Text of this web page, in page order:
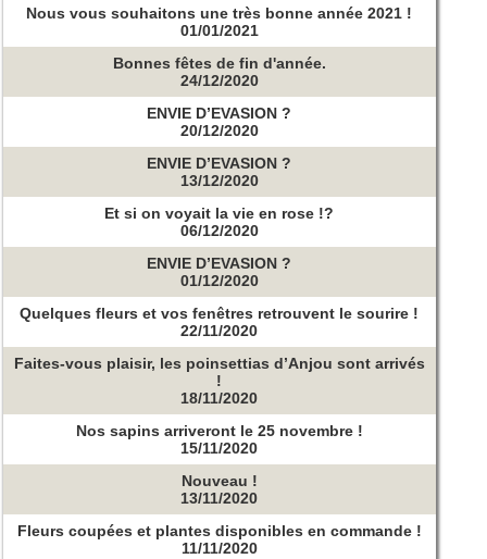
Nous vous souhaitons une très bonne année 2021 !
01/01/2021
Bonnes fêtes de fin d'année.
24/12/2020
ENVIE D’EVASION ?
20/12/2020
ENVIE D’EVASION ?
13/12/2020
Et si on voyait la vie en rose !?
06/12/2020
ENVIE D’EVASION ?
01/12/2020
Quelques fleurs et vos fenêtres retrouvent le sourire !
22/11/2020
Faites-vous plaisir, les poinsettias d’Anjou sont arrivés
!
18/11/2020
Nos sapins arriveront le 25 novembre !
15/11/2020
Nouveau !
13/11/2020
Fleurs coupées et plantes disponibles en commande !
11/11/2020